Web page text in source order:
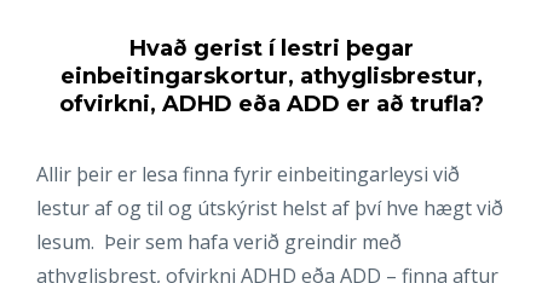
Hvað gerist í lestri þegar
einbeitingarskortur, athyglisbrestur,
ofvirkni, ADHD eða ADD er að trufla?
Allir þeir er lesa finna fyrir einbeitingarleysi við
lestur af og til og útskýrist helst af því hve hægt við
lesum. Þeir sem hafa verið greindir með
athyglisbrest, ofvirkni ADHD eða ADD – finna aftur